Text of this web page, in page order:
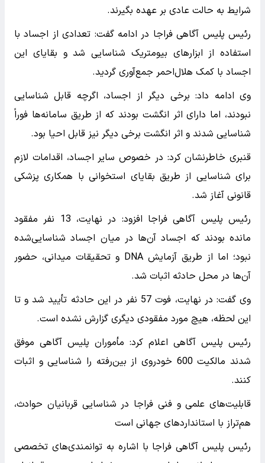
شرایط به حالت عادی بر عهده بگیرند.
رئیس پلیس آگاهی فراجا در ادامه گفت: تعدادی از اجساد با
استفاده از ابزارهای بیومتریک شناسایی شد و بقایای این
اجساد با کمک هلال‌احمر جمع‌آوری گردید.
وی ادامه داد: برخی دیگر از اجساد، اگرچه قابل شناسایی
نبودند، اما دارای اثر انگشت بودند که از طریق سامانه‌ها فوراً
شناسایی شدند و اثر انگشت برخی دیگر نیز قابل احیا بود.
قنبری خاطرنشان کرد: در خصوص سایر اجساد، اقدامات لازم
برای شناسایی از طریق بقایای استخوانی با همکاری پزشکی
قانونی آغاز شد.
رئیس پلیس آگاهی فراجا افزود: در نهایت، 13 نفر مفقود
مانده بودند که اجساد آن‌ها در میان اجساد شناسایی‌شده
نبود؛ اما از طریق آزمایش DNA و تحقیقات میدانی، حضور
آن‌ها در محل حادثه اثبات شد.
وی گفت: در نهایت، فوت 57 نفر در این حادثه تأیید شد و تا
این لحظه، هیچ مورد مفقودی دیگری گزارش نشده است.
رئیس پلیس آگاهی اعلام کرد: مأموران پلیس آگاهی موفق
شدند مالکیت 600 خودروی از بین‌رفته را شناسایی و اثبات
کنند.
قابلیت‌های علمی و فنی فراجا در شناسایی قربانیان حوادث،
هم‌تراز با استانداردهای جهانی است
رئیس پلیس آگاهی فراجا با اشاره به توانمندی‌های تخصصی